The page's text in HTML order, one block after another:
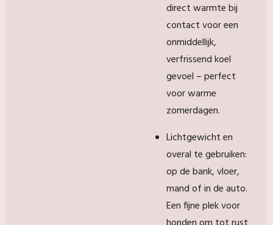
direct warmte bij
contact voor een
onmiddellijk,
verfrissend koel
gevoel – perfect
voor warme
zomerdagen.
Lichtgewicht en
overal te gebruiken:
op de bank, vloer,
mand of in de auto.
Een fijne plek voor